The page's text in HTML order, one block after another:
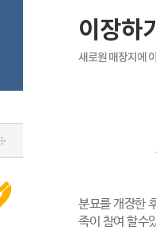
이장하
새로원 매장지에
분묘를 개장한
족이 참여 할수